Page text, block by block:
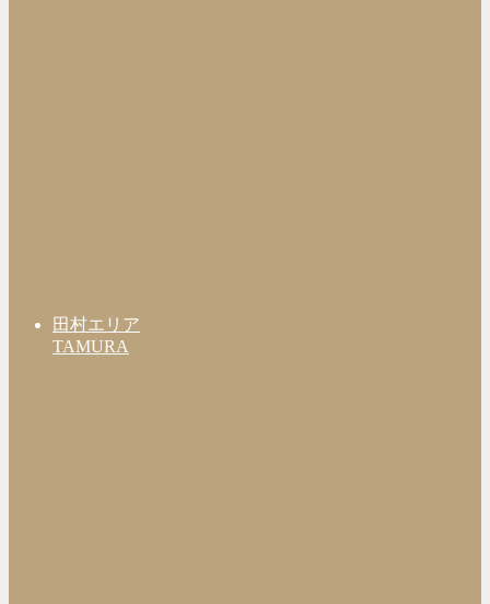
田村エリア
TAMURA